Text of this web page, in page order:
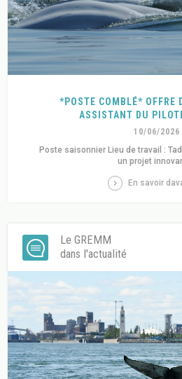
*POSTE COMBLÉ* OFFRE
ASSISTANT DU
10/06/2026
Poste saisonnier Lieu de travail :
un projet
En savoir
Le GREMM
dans l'actualité